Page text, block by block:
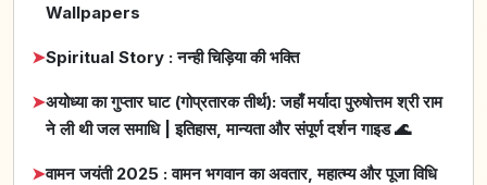
Wallpapers
➤Spiritual Story : नन्ही चिड़िया की भक्ति
➤अयोध्या का गुप्तार घाट (गोप्रतारक तीर्थ): जहाँ मर्यादा पुरुषोत्तम श्री राम
ने ली थी जल समाधि | इतिहास, मान्यता और संपूर्ण दर्शन गाइड 🌊
➤वामन जयंती 2025 : वामन भगवान का अवतार, महात्म्य और पूजा विधि